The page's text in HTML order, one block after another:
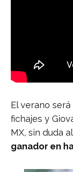
El verano
fichajes y
MX, sin duda
ganador en